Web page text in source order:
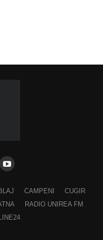
CAMPENI
CUGIR
RADIO UNIREA FM